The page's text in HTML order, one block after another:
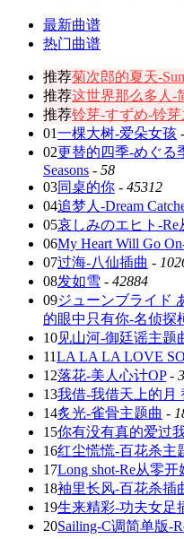
最新曲谱
热门曲谱
推荐菊次郎的夏天-
推荐这世界那么多人-
推荐铃芽-すずめ-铃
01一棵大树-爱朵女孩 -
02更替的四季-めぐる
Seasons - 58
03同桌的你 - 45312
04追梦人-Dream
05哀しみのエヒト-
06My Heart Will Go
07过海-八仙插曲 -
08发如雪 - 42884
09ジューンブライド
的眼中只有你-名侦探
10见山河-御廷谣主题
11LA LA LA LOVE
12落花-美人心计OP-
13我借-我借天上的月
14炙光-雀骨主题曲 -
15你有没有真的爱过
16红尘慌慌-百花杀主
17Long shot-Re从零
18袖里长风-百花杀插
19生来精彩-功夫女足
20Sailing-C调简单版-